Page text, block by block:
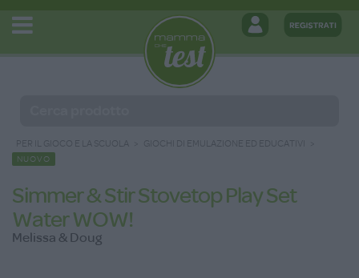
PER IL GIOCO E LA SCUOLA GIOCHI DI EMULAZIONE ED EDUCATIVI
NUOVO
Simmer & Stir Stovetop Play Set
Water WOW!
Melissa & Doug